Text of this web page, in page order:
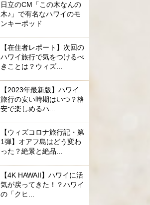
日立のCM「この木なんの
木♪」で有名なハワイのモ
ンキーポッド
【在住者レポート】次回の
ハワイ旅行で気をつけるべ
きことは？ウィズ...
【2023年最新版】ハワイ
旅行の安い時期はいつ？格
安で楽しめるハ...
【ウィズコロナ旅行記・第
1弾】オアフ島はどう変わ
った？絶景と絶品...
【4K HAWAII】ハワイに活
気が戻ってきた！？ハワイ
の「クヒ...